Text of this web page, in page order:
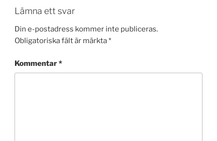
Lämna ett svar
Din e-postadress kommer inte publiceras.
Obligatoriska fält är märkta*
Kommentar*